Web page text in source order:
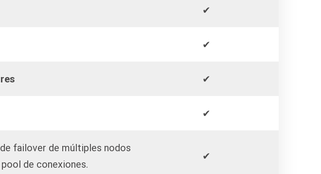
✔
✔
✔
✔
failover de múltiples nodos
de conexiones.
✔